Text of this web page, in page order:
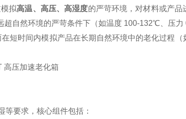
拟高温、高压、高湿度的严苛环境，对材料或产品
自然环境的严苛条件下（如温度 100-132℃、压力
短时间内模拟产品在长期自然环境中的老化过程（
要求，核心组件包括：